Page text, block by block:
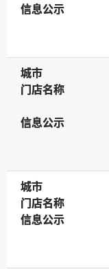
信息公示
信息公示
城市
城市
门店名称
门店名称
信息公示
信息公示
城市
城市
门店名称
门店名称
信息公示
信息公示